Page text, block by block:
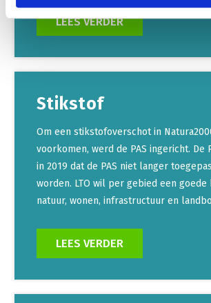
LEES VERDER
Stikstof
Om een stikstofoverschot in
voorkomen, werd de PAS ingericht. De
in 2019 dat de PAS niet langer
worden. LTO wil per gebied een goede
natuur, wonen, infrastructuur en
LEES VERDER